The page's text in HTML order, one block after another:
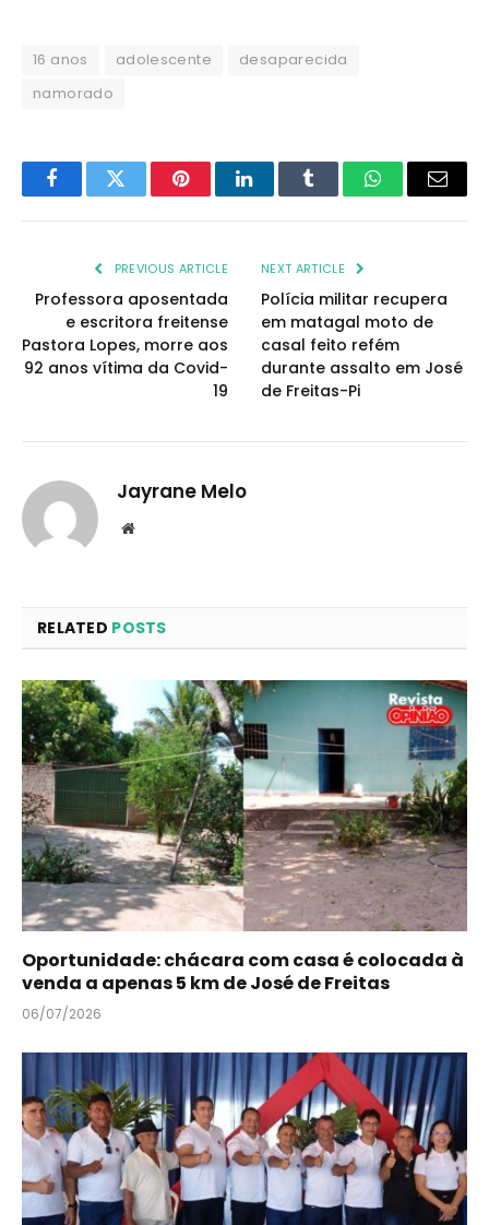
16 anos adolescente
desaparecida
namorado
FacebookTwitter PinterestLinkedInTumblr WhatsAppEmail
PREVIOUS ARTICLE
Professora aposentada
e escritora freitense
Pastora Lopes, morre aos
92 anos vítima da Covid-
19
NEXT ARTICLE
Polícia militar recupera
em matagal moto de
casal feito refém
durante assalto em José
de Freitas-Pi
Jayrane Melo
Website
RELATED POSTS
Oportunidade: chácara com casa é colocada à
venda a apenas 5 km de José de Freitas
06/07/2026